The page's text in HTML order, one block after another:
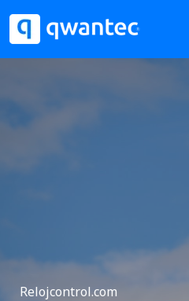
Relojcontrol.com